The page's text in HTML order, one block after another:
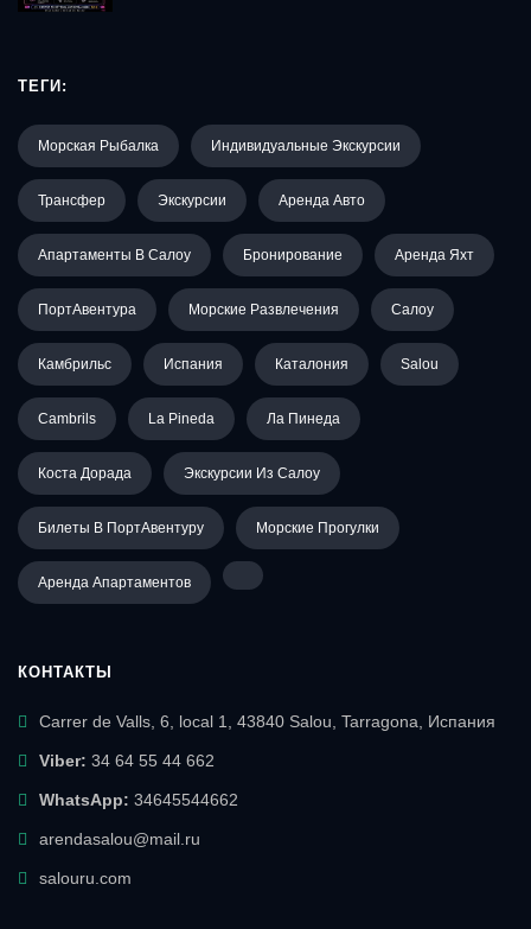
ТЕГИ:
Морская Рыбалка Индивидуальные Экскурсии
Трансфер Экскурсии Аренда Авто
Апартаменты В Салоу Бронирование Аренда Яхт
ПортАвентура Морские Развлечения Салоу
Камбрильс Испания Каталония Salou
Cambrils La Pineda Ла Пинеда
Коста Дорада Экскурсии Из Салоу
Билеты В ПортАвентуру Морские Прогулки
Аренда Апартаментов
КОНТАКТЫ
Carrer de Valls, 6, local 1, 43840 Salou, Tarragona, Испания
Viber: 34 64 55 44 662
WhatsApp: 34645544662
arendasalou@mail.ru
salouru.com